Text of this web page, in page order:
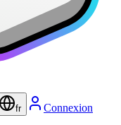
fr Connexion